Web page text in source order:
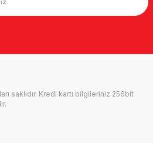
saklıdır. Kredi kartı bilgileriniz 256bit